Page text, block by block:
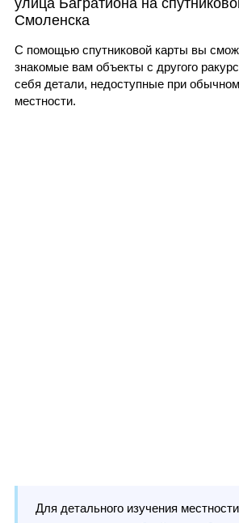
Смоленска
С помощью спутниковой карты вы
знакомые вам объекты с другого
себя детали, недоступные при
местности.
Для детального изучения